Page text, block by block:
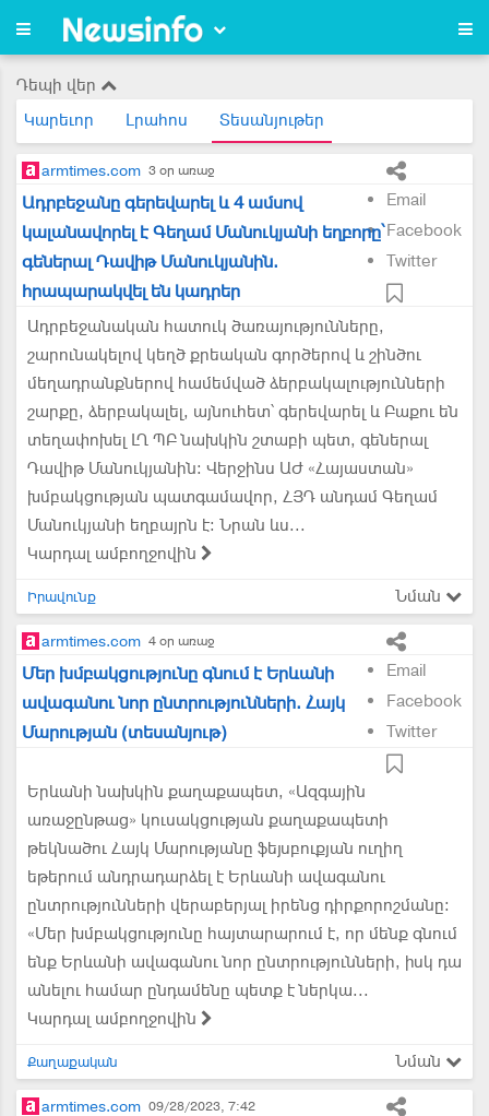
Դեպի վեր
Կարեւոր
Լրահոս Տեսանյութեր
armtimes.com 3 օր առաջ
Email
Facebook
Twitter
Ադրբեջանը գերեվարել և 4 ամսով
կալանավորել է Գեղամ Մանուկյանի եղբորը՝
գեներալ Դավիթ Մանուկյանին.
հրապարակվել են կադրեր
Ադրբեջանական հատուկ ծառայությունները,
շարունակելով կեղծ քրեական գործերով և շինծու
մեղադրանքներով համեմված ձերբակալությունների
շարքը, ձերբակալել, այնուհետ՝ գերեվարել և Բաքու են
տեղափոխել ԼՂ ՊԲ նախկին շտաբի պետ, գեներալ
Դավիթ Մանուկյանին։ Վերջինս ԱԺ «Հայաստան»
խմբակցության պատգամավոր, ՀՅԴ անդամ Գեղամ
Մանուկյանի եղբայրն է։ Նրան ևս...
Կարդալ ամբողջովին
Իրավունք Նման
armtimes.com 4 օր առաջ
Email
Facebook
Twitter
Մեր խմբակցությունը գնում է Երևանի
ավագանու նոր ընտրությունների. Հայկ
Մարության (տեսանյութ)
Երևանի նախկին քաղաքապետ, «Ազգային
առաջընթաց» կուսակցության քաղաքապետի
թեկնածու Հայկ Մարությանը ֆեյսբուքյան ուղիղ
եթերում անդրադարձել է Երևանի ավագանու
ընտրությունների վերաբերյալ իրենց դիրքորոշմանը:
«Մեր խմբակցությունը հայտարարում է, որ մենք գնում
ենք Երևանի ավագանու նոր ընտրությունների, իսկ դա
անելու համար ընդամենը պետք է ներկա...
Կարդալ ամբողջովին
Քաղաքական Նման
armtimes.com 09/28/2023, 7:42